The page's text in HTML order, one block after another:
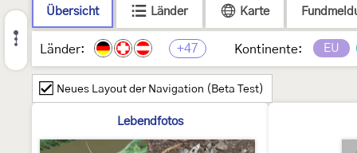
Übersicht Länder Karte
Länder: +47 Kontinente: EU
Neues Layout der Navigation (Beta Test)
Lebendfotos